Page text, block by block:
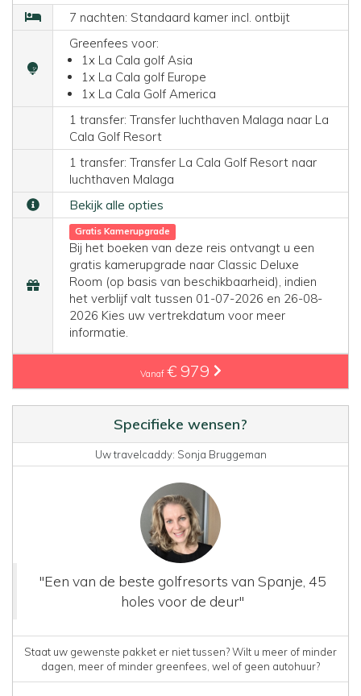
7 nachten: Standaard kamer incl. ontbijt
Greenfees voor:
1x La Cala golf Asia
1x La Cala golf Europe
1x La Cala Golf America
1 transfer: Transfer luchthaven Malaga naar La
Cala Golf Resort
1 transfer: Transfer La Cala Golf Resort naar
luchthaven Malaga
Bekijk alle opties
Gratis Kamerupgrade
Bij het boeken van deze reis ontvangt u een
gratis kamerupgrade naar Classic Deluxe
Room (op basis van beschikbaarheid), indien
het verblijf valt tussen 01-07-2026 en 26-08-
2026 Kies uw vertrekdatum voor meer
informatie.
Vanaf € 979
Specifieke wensen?
Uw travelcaddy: Sonja Bruggeman
"Een van de beste golfresorts van Spanje, 45
holes voor de deur"
Staat uw gewenste pakket er niet tussen? Wilt u meer of minder
dagen, meer of minder greenfees, wel of geen autohuur?